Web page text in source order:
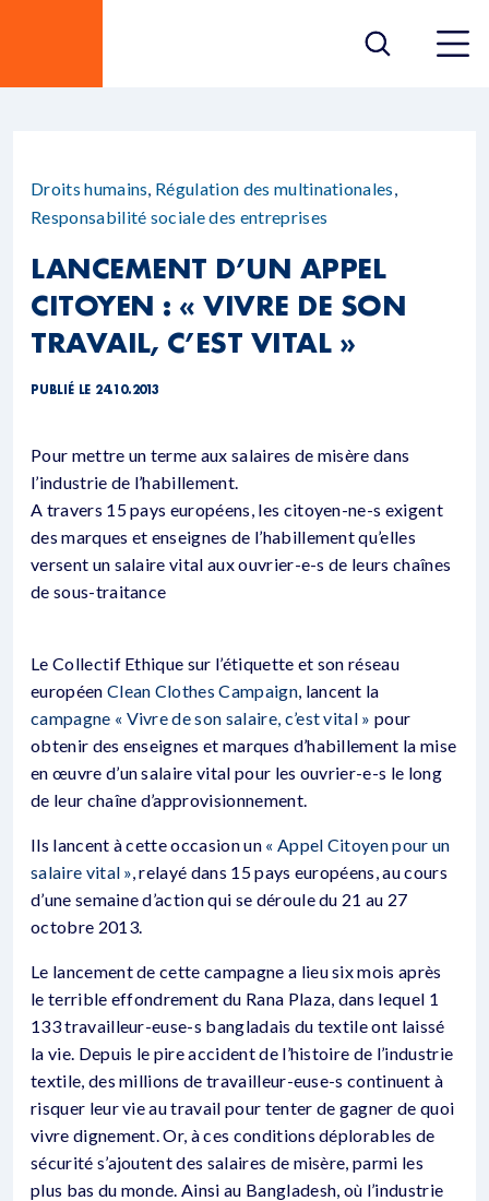
Droits humains, Régulation des multinationales,
Responsabilité sociale des entreprises
LANCEMENT D’UN APPEL
CITOYEN : « VIVRE DE SON
TRAVAIL, C’EST VITAL »
PUBLIÉ LE 24.10.2013
Pour mettre un terme aux salaires de misère dans
l’industrie de l’habillement.
A travers 15 pays européens, les citoyen-ne-s exigent
des marques et enseignes de l’habillement qu’elles
versent un salaire vital aux ouvrier-e-s de leurs chaînes
de sous-traitance
Le Collectif Ethique sur l’étiquette et son réseau
européen Clean Clothes Campaign, lancent la
campagne « Vivre de son salaire, c’est vital » pour
obtenir des enseignes et marques d’habillement la mise
en œuvre d’un salaire vital pour les ouvrier-e-s le long
de leur chaîne d’approvisionnement.
Ils lancent à cette occasion un « Appel Citoyen pour un
salaire vital », relayé dans 15 pays européens, au cours
d’une semaine d’action qui se déroule du 21 au 27
octobre 2013.
Le lancement de cette campagne a lieu six mois après
le terrible effondrement du Rana Plaza, dans lequel 1
133 travailleur-euse-s bangladais du textile ont laissé
la vie. Depuis le pire accident de l’histoire de l’industrie
textile, des millions de travailleur-euse-s continuent à
risquer leur vie au travail pour tenter de gagner de quoi
vivre dignement. Or, à ces conditions déplorables de
sécurité s’ajoutent des salaires de misère, parmi les
plus bas du monde. Ainsi au Bangladesh, où l’industrie